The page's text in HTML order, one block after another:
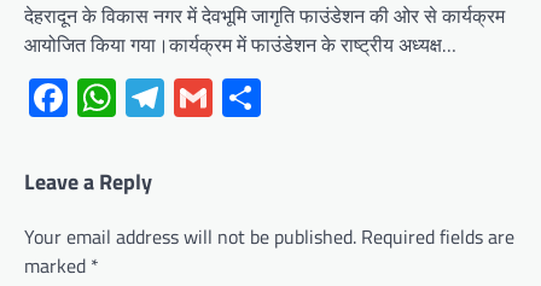
देहरादून के विकास नगर में देवभूमि जागृति फाउंडेशन की ओर से कार्यक्रम
आयोजित किया गया।कार्यक्रम में फाउंडेशन के राष्ट्रीय अध्यक्ष…
Facebook
WhatsApp
Telegram
Gmail
Leave a Reply
Your email address will not be published. Required fields are
marked *